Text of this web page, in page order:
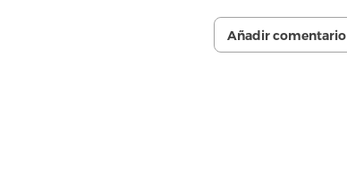
Añadir comentario